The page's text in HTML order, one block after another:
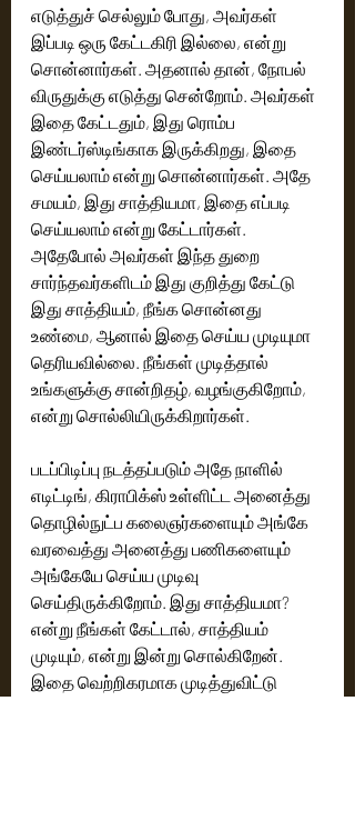
எடுத்துச் செல்லும் போது, அவர்கள்
இப்படி ஒரு கேட்டகிரி இல்லை, என்று
சொன்னார்கள். அதனால் தான், நோபல்
விருதுக்கு எடுத்து சென்றோம். அவர்கள்
இதை கேட்டதும், இது ரொம்ப
இண்டர்ஸ்டிங்காக இருக்கிறது, இதை
செய்யலாம் என்று சொன்னார்கள். அதே
சமயம், இது சாத்தியமா, இதை எப்படி
செய்யலாம் என்று கேட்டார்கள்.
அதேபோல் அவர்கள் இந்த துறை
சார்ந்தவர்களிடம் இது குறித்து கேட்டு
இது சாத்தியம், நீங்க சொன்னது
உண்மை, ஆனால் இதை செய்ய முடியுமா
தெரியவில்லை. நீங்கள் முடித்தால்
உங்களுக்கு சான்றிதழ், வழங்குகிறோம்,
என்று சொல்லியிருக்கிறார்கள்.
படப்பிடிப்பு நடத்தப்படும் அதே நாளில்
எடிட்டிங், கிராபிக்ஸ் உள்ளிட்ட அனைத்து
தொழில்நுட்ப கலைஞர்களையும் அங்கே
வரவைத்து அனைத்து பணிகளையும்
அங்கேயே செய்ய முடிவு
செய்திருக்கிறோம். இது சாத்தியமா?
என்று நீங்கள் கேட்டால், சாத்தியம்
முடியும், என்று இன்று சொல்கிறேன்.
இதை வெற்றிகரமாக முடித்துவிட்டு